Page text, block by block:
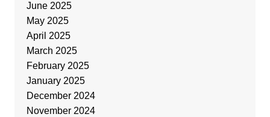
June 2025
May 2025
April 2025
March 2025
February 2025
January 2025
December 2024
November 2024